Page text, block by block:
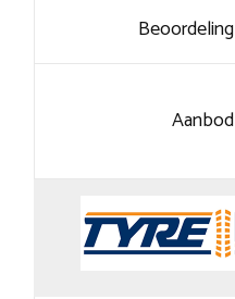
Beoordeling
Aanbod